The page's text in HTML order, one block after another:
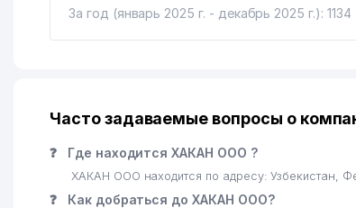
За год (январь 2025 г. - декабрь 2025 г.): 1134
Часто задаваемые вопросы о
❓ Где находится ХАКАН ООО ?
ХАКАН ООО находится по адресу: Узбекистан,
❓ Как добраться до ХАКАН ООО?